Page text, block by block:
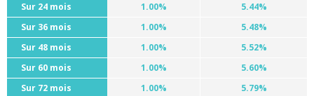
Sur 24 mois
1.00%
5.44%
Sur 36 mois
1.00%
5.48%
Sur 48 mois
1.00%
5.52%
Sur 60 mois
1.00%
5.60%
Sur 72 mois
1.00%
5.79%